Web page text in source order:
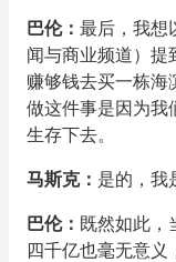
巴伦： 最后，我想
闻与商业频道）提
赚够钱去买一栋海
做这件事是因为我
生存下去。
马斯克： 是的，我
巴伦： 既然如此，
四千亿也毫无意